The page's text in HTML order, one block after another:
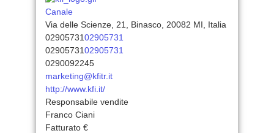
Canale
Via delle Scienze, 21, Binasco, 20082 MI, Italia
0290573102905731
0290573102905731
0290092245
marketing@kfitr.it
http://www.kfi.it/
Responsabile vendite
Franco Ciani
Fatturato €